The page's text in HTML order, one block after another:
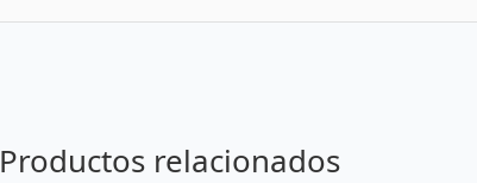
Productos relacionados